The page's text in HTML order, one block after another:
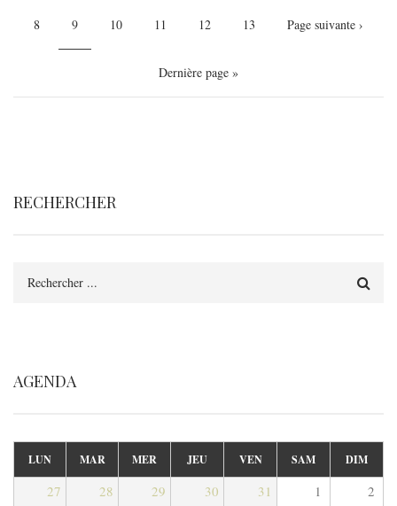
Page
8 Page
9 Page
10 Page
11 Page
12 Page
13 Page
suivante
Page suivante ›
Dernière
Dernière page »
RECHERCHER
AGENDA
LUN MAR MER JEU VEN SAM DIM
27 28 29 30 31 1 2